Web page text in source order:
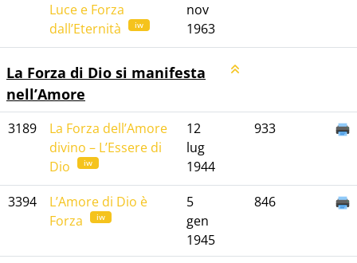
Luce e Forza
dall’Eternità
iw
nov
1963
La Forza di Dio si manifesta
nell’Amore
3189
La Forza dell’Amore
divino – L’Essere di
Dio
iw
12
lug
1944
933
3394
L’Amore di Dio è
Forza
iw
5
gen
1945
846